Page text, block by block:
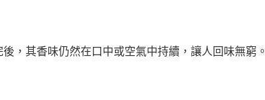
，其香味仍然在口中或空氣中持續，讓人回味無窮。